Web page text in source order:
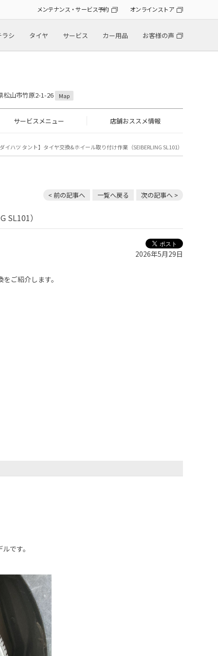
メンテナンス・サービス予約 オンラインストア
シ タイヤ サービス カー用品 お客様の声
山市竹原2-1-26 Map
サービスメニュー 店舗おススメ情報
イハツ タント】タイヤ交換&ホイール取り付け作業（SEIBERLING SL101）
< 前の記事へ 一覧へ戻る 次の記事へ >
SL101）
2026年5月29日
ご紹介します。
です。